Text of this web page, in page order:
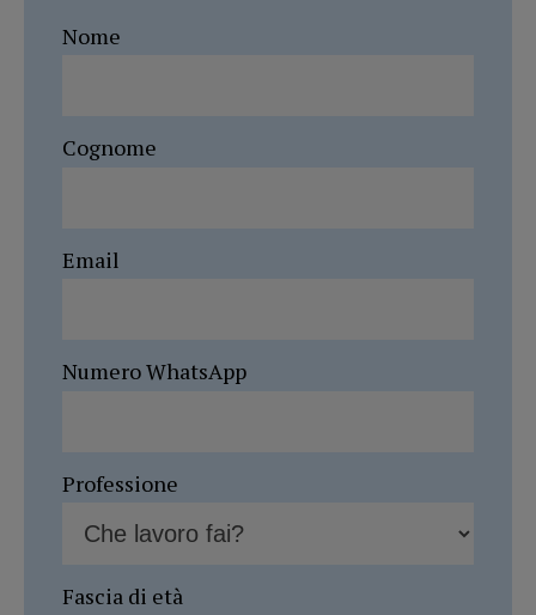
Nome
Cognome
Email
Numero WhatsApp
Professione
Fascia di età